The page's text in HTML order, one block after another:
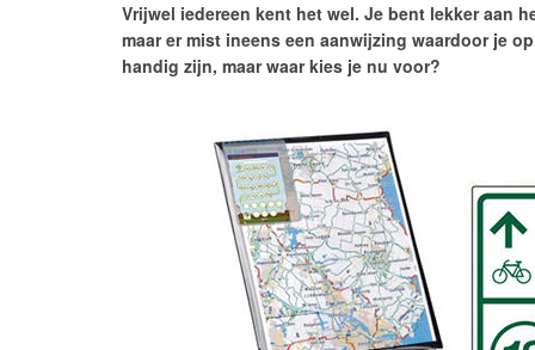
Vrijwel iedereen kent het wel. Je bent lekker aan
maar er mist ineens een aanwijzing waardoor je
handig zijn, maar waar kies je nu voor?